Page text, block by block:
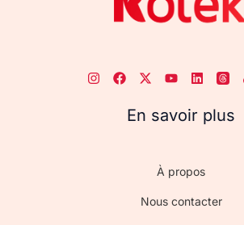
En savoir plus
À propos
Nous contacter